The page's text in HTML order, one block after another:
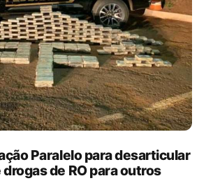
Paralelo para desarticular
de RO para outros